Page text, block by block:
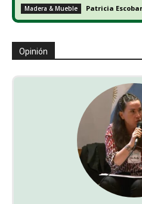
Madera & Mueble Patricia Escobar
Opinión